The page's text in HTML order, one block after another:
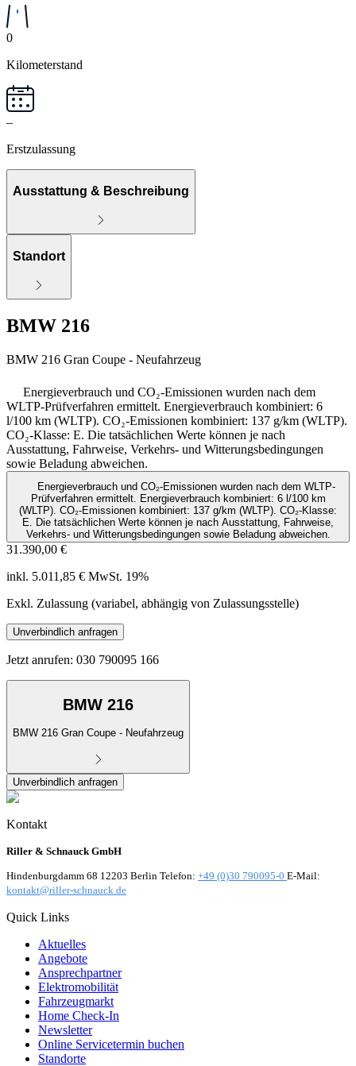
0
Kilometerstand
–
Erstzulassung
Ausstattung & Beschreibung
Standort
BMW 216
BMW 216 Gran Coupe - Neufahrzeug
Energieverbrauch und CO₂-Emissionen wurden nach dem
WLTP-Prüfverfahren ermittelt. Energieverbrauch kombiniert: 6
l/100 km (WLTP). CO₂-Emissionen kombiniert: 137 g/km (WLTP).
CO₂-Klasse: E. Die tatsächlichen Werte können je nach
Ausstattung, Fahrweise, Verkehrs- und Witterungsbedingungen
sowie Beladung abweichen.
Energieverbrauch und CO₂-Emissionen wurden nach dem WLTP-
Prüfverfahren ermittelt. Energieverbrauch kombiniert: 6 l/100 km
(WLTP). CO₂-Emissionen kombiniert: 137 g/km (WLTP). CO₂-Klasse:
E. Die tatsächlichen Werte können je nach Ausstattung, Fahrweise,
Verkehrs- und Witterungsbedingungen sowie Beladung abweichen.
31.390,00 €
inkl. 5.011,85 € MwSt. 19%
Exkl. Zulassung (variabel, abhängig von Zulassungsstelle)
Unverbindlich anfragen
Jetzt anrufen: 030 790095 166
BMW 216
BMW 216 Gran Coupe - Neufahrzeug
Unverbindlich anfragen
Kontakt
Riller & Schnauck GmbH
Hindenburgdamm 68 12203 Berlin Telefon: +49 (0)30 790095-0 E-Mail:
kontakt@riller-schnauck.de
Quick Links
Aktuelles
Angebote
Ansprechpartner
Elektromobilität
Fahrzeugmarkt
Home Check-In
Newsletter
Online Servicetermin buchen
Standorte